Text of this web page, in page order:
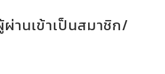
านเข้าเป็นสมาชิก/